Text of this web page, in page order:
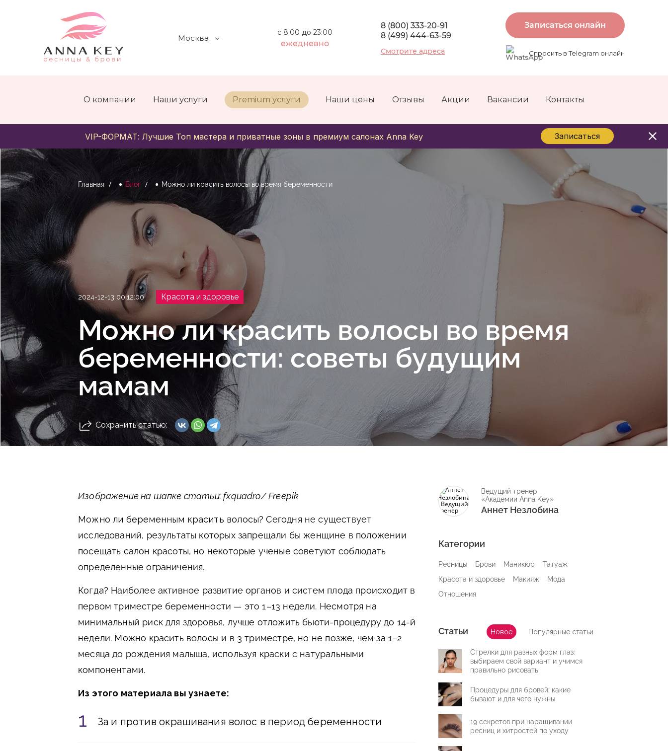
Москва
с 8:00 до 23:00
ежедневно
8 (800) 333-20-91
8 (499) 444-63-59
Смотрите адреса
Записаться онлайн
Спросить в Telegram онлайн
О компании Наши услуги Premium услуги Наши цены Отзывы Акции Вакансии Контакты
Главная Блог Можно ли красить волосы во время беременности
2024-12-13 00:12:00 Красота и здоровье
Можно ли красить волосы во время
беременности: советы будущим
мамам
Сохранить статью:
Изображение на шапке статьи: fxquadro/ Freepik
Можно ли беременным красить волосы? Сегодня не существует
исследований, результаты которых запрещали бы женщине в положении
посещать салон красоты, но некоторые ученые советуют соблюдать
определенные ограничения.
Когда? Наиболее активное развитие органов и систем плода происходит в
первом триместре беременности — это 1–13 недели. Несмотря на
минимальный риск для здоровья, лучше отложить бьюти-процедуру до 14-й
недели. Можно красить волосы и в 3 триместре, но не позже, чем за 1–2
месяца до рождения малыша, используя краски с натуральными
компонентами.
Из этого материала вы узнаете:
За и против окрашивания волос в период беременности
Ведущий тренер
«Академии Anna Key»
Аннет Незлобина
Категории
Ресницы Брови Маникюр
Татуаж
Красота и здоровье
Макияж
Мода
Отношения
Статьи Новое Популярные статьи
Стрелки для разных форм глаз:
выбираем свой вариант и учимся
правильно рисовать
Процедуры для бровей: какие
бывают и для чего нужны
19 секретов при наращивании
ресниц и хитростей по уходу
VIP-ФОРМАТ: Лучшие Топ мастера и приватные зоны в премиум салонах Anna Key Записаться